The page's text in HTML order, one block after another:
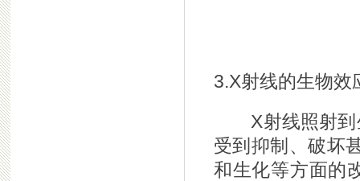
3.X射线的生物效
X射线照射到
受到抑制、破坏
和生化等方面的